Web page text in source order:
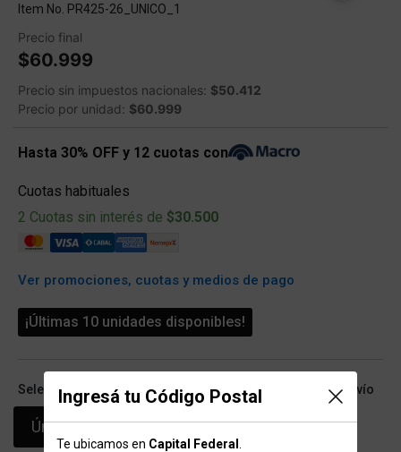
Ingresá tu Código Postal
Te ubicamos en Capital Federal
Item No. PR425-26_UNICO_1
Precio final
$60.999
Precio sin impuestos nacionales: $50.412
Precio por unidad: $60.999
Hasta 30% OFF y 12 cuotas con
Cuotas habituales
2 Cuotas sin interés de $30.500
Ver promociones, cuotas y medios de pago
¡Últimas 10 unidades disponibles!
Seleccioná talle (ARG) y conocé las opciones de retiro/envío
Único